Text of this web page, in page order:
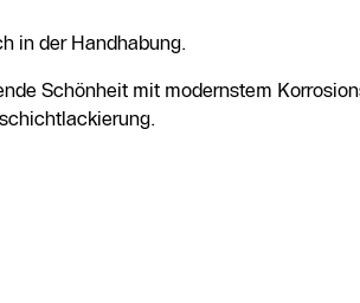
in der Handhabung.
Schönheit mit modernstem